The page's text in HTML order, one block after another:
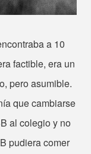
a 10
factible, era un
pero asumible.
que cambiarse
al colegio y no
pudiera comer